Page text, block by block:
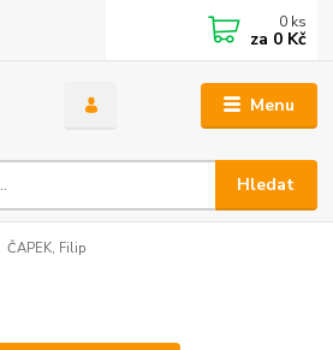
Menu
Hledat
0 ks
za 0 Kč
ČAPEK, Filip